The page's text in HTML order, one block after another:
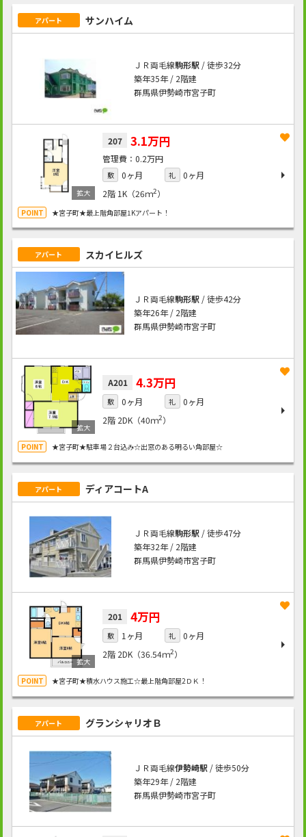
アパート サンハイム
ＪＲ両毛線駒形駅/ 徒歩32分
築年35年 / 2階建
群馬県伊勢崎市宮子町
207 3.1万円
0.2万円
敷 0ヶ月 礼
0ヶ月
2階 1K（26ｍ2）
★宮子町★最上階角部屋1Kアパート！
アパート スカイヒルズ
ＪＲ両毛線駒形駅/ 徒歩42分
築年26年 / 2階建
群馬県伊勢崎市宮子町
A201 4.3万円
敷 0ヶ月 礼
0ヶ月
2階 2DK（40ｍ2）
★宮子町★駐車場２台込み☆出窓のある明るい角部屋☆
アパート ディアコートA
ＪＲ両毛線駒形駅/ 徒歩47分
築年32年 / 2階建
群馬県伊勢崎市宮子町
201 4万円
敷 1ヶ月 礼
0ヶ月
2階 2DK（36.54ｍ2）
★宮子町★積水ハウス施工☆最上階角部屋2ＤＫ！
アパート グランシャリオＢ
ＪＲ両毛線伊勢崎駅/ 徒歩50分
築年29年 / 2階建
群馬県伊勢崎市宮子町